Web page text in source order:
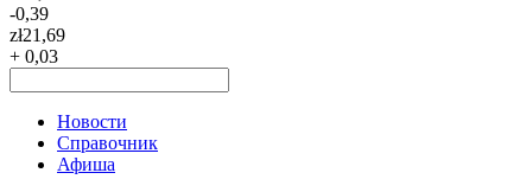
-0,39
zł21,69
+ 0,03
Новости
Справочник
Афиша